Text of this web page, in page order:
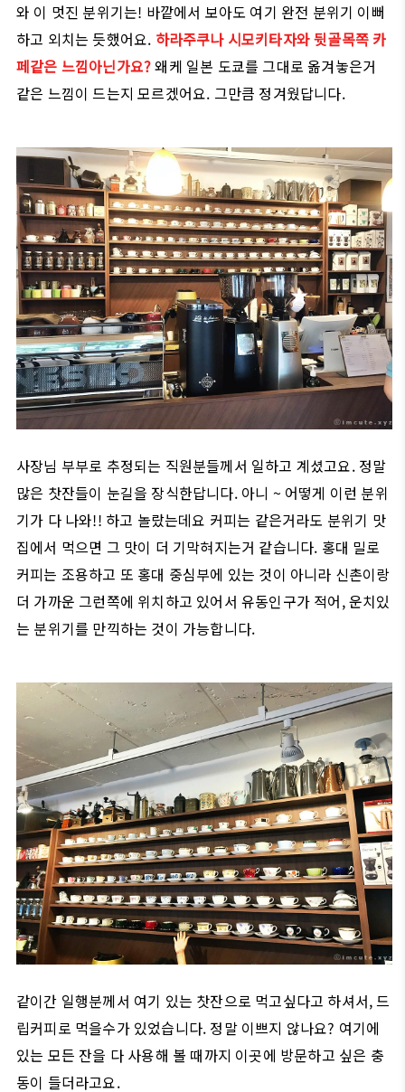
와 이 멋진 분위기는! 바깥에서 보아도 여기 완전 분위기 이뻐
하고 외치는 듯했어요. 하라주쿠나 시모키타자와 뒷골목쪽 카
페같은 느낌아닌가요?왜케 일본 도쿄를 그대로 옮겨놓은거
같은 느낌이 드는지 모르겠어요. 그만큼 정겨웠답니다.
사장님 부부로 추정되는 직원분들께서 일하고 계셨고요. 정말
많은 찻잔들이 눈길을 장식한답니다. 아니 ~ 어떻게 이런 분위
기가 다 나와!! 하고 놀랐는데요 커피는 같은거라도 분위기 맛
집에서 먹으면 그 맛이 더 기막혀지는거 같습니다. 홍대 밀로
커피는 조용하고 또 홍대 중심부에 있는 것이 아니라 신촌이랑
더 가까운 그런쪽에 위치하고 있어서 유동인구가 적어, 운치있
는 분위기를 만끽하는 것이 가능합니다.
같이간 일행분께서 여기 있는 찻잔으로 먹고싶다고 하셔서, 드
립커피로 먹을수가 있었습니다. 정말 이쁘지 않나요? 여기에
있는 모든 잔을 다 사용해 볼 때까지 이곳에 방문하고 싶은 충
동이 들더라고요.